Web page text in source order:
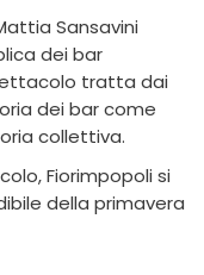
Sansavini
dei bar
tratta dai
dei bar come
collettiva.
Fiorimpopoli si
della primavera